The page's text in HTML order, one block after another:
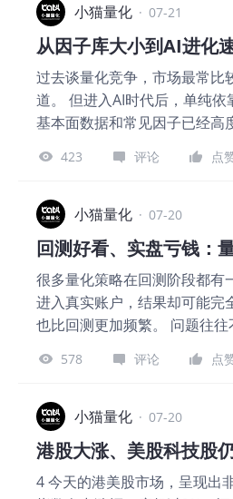
业地标，优信单店的示范效应
中，有10个与此次40个改革
有放出扩大全面战争的强硬信
险。资本定价依赖确定性，
情。 从盘面细分逻辑拆解，
除、美伊双方未达成停战共识
调，逢低抄底资金也会快速承
期，直接限制美联储降息节奏
原油、黄金等抗通胀避险品
一，美伊释放停战、谈判信
小猫量化 · 07-21
过去谈量化竞争，市场最常比
道。 但进入AI时代后，单纯
基本面数据和常见因子已经高
型迭代的门槛。过去需要一
着，未来量化系统之间真正
简单堆积几百个因子就能形成
能带来参数冗余、逻辑冲突
变化、成交成本和数据偏差
系。 系统围绕港股和美股，
都需要明确： 适用于什么市
执行。 策略不是独立存在的
条件，在强牛、震荡、熊市
所有市场，而是分别识别港
许买”的问题。 小猫量化将交
券商API完成执行； 持仓建立
423 评论 点
小猫量化 · 07-20
回测好看、实盘亏钱：
很多量化策略在回测阶段都有
进入真实账户，结果却可能完
也比回测更加频繁。 问题往
化在策略开发和实盘运行中
如果反复调整参数，直到历
化更强调参数的逻辑解释和稳
的和不同市场环境中均能保持
常按照理论价格成交，但实盘
动。 策略频率越高，这些成
578 评论 点
小猫量化 · 07-20
港股大涨、美股科技股
4 今天的港美股市场，呈现出